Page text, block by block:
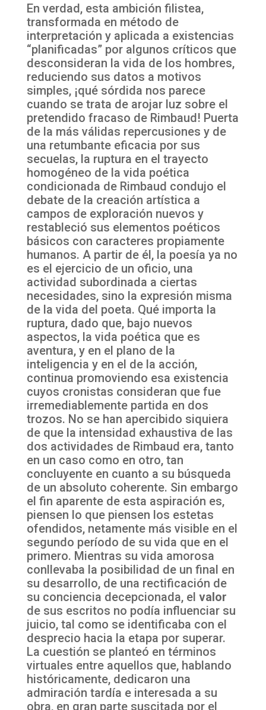
En verdad, esta ambición filistea,
transformada en método de
interpretación y aplicada a existencias
“planificadas” por algunos críticos que
desconsideran la vida de los hombres,
reduciendo sus datos a motivos
simples, ¡qué sórdida nos parece
cuando se trata de arojar luz sobre el
pretendido fracaso de Rimbaud! Puerta
de la más válidas repercusiones y de
una retumbante eficacia por sus
secuelas, la ruptura en el trayecto
homogéneo de la vida poética
condicionada de Rimbaud condujo el
debate de la creación artística a
campos de exploración nuevos y
restableció sus elementos poéticos
básicos con caracteres propiamente
humanos. A partir de él, la poesía ya no
es el ejercicio de un oficio, una
actividad subordinada a ciertas
necesidades, sino la expresión misma
de la vida del poeta. Qué importa la
ruptura, dado que, bajo nuevos
aspectos, la vida poética que es
aventura, y en el plano de la
inteligencia y en el de la acción,
continua promoviendo esa existencia
cuyos cronistas consideran que fue
irremediablemente partida en dos
trozos. No se han apercibido siquiera
de que la intensidad exhaustiva de las
dos actividades de Rimbaud era, tanto
en un caso como en otro, tan
concluyente en cuanto a su búsqueda
de un absoluto coherente. Sin embargo
el fin aparente de esta aspiración es,
piensen lo que piensen los estetas
ofendidos, netamente más visible en el
segundo período de su vida que en el
primero. Mientras su vida amorosa
conllevaba la posibilidad de un final en
su desarrollo, de una rectificación de
su conciencia decepcionada, el valor
de sus escritos no podía influenciar su
juicio, tal como se identificaba con el
desprecio hacia la etapa por superar.
La cuestión se planteó en términos
virtuales entre aquellos que, hablando
históricamente, dedicaron una
admiración tardía e interesada a su
obra, en gran parte suscitada por el